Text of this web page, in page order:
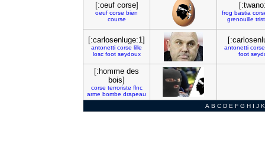
[:oeuf corse]
oeuf corse bien
course
frog bastia
grenouille
[:carlosenluge:1]
antonetti corse lille
losc foot seydoux
antonetti corse
foot
[:homme des
bois]
corse terroriste flnc
arme bombe drapeau
A B C D E F G H I J K